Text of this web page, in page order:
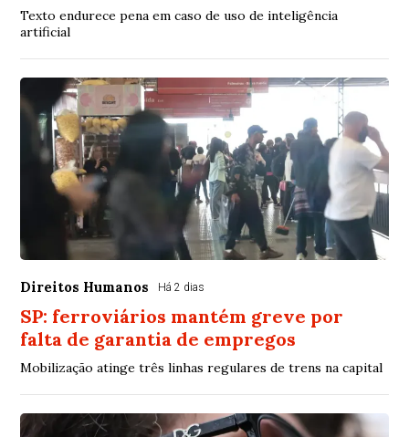
Texto endurece pena em caso de uso de inteligência
artificial
Direitos Humanos Há 2 dias
SP: ferroviários mantém greve por
falta de garantia de empregos
Mobilização atinge três linhas regulares de trens na capital